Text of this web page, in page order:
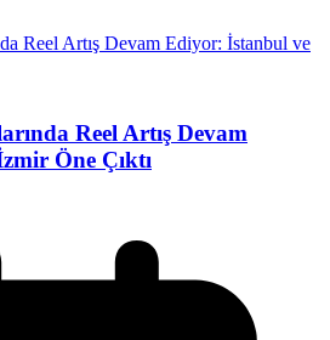
Reel Artış Devam
Öne Çıktı